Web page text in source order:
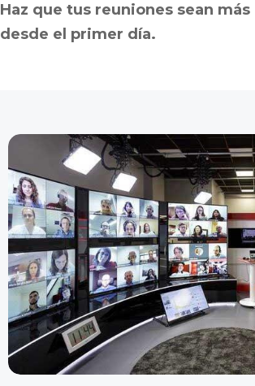
Haz que tus reuniones sean
desde el primer día.